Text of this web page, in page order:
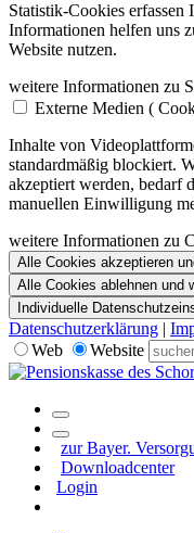
Statistik-Cookies
Informationen helfen uns
Website nutzen.
weitere Informationen zu
Externe Medien (
Inhalte von
standardmäßig blockiert.
akzeptiert werden, bedarf
manuellen Einwilligung
weitere Informationen zu
Alle Cookies akzeptieren
Alle Cookies ablehnen und
Individuelle
Datenschutzerklärung |
Web
Website
zur Bayer.
Downloadcenter
Login